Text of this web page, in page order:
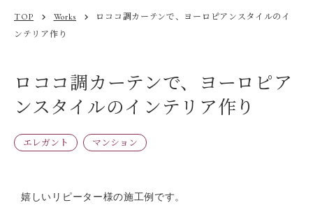
TOP chevron_right Works chevron_right
ロココ調カーテンで、ヨーロピアンスタイルのイ
ンテリア作り
ロココ調カーテンで、ヨーロピア
ンスタイルのインテリア作り
エレガント マンション
嬉しいリピーター様の施工例です。